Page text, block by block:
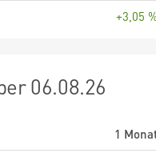
+3,05
06.08.26
1